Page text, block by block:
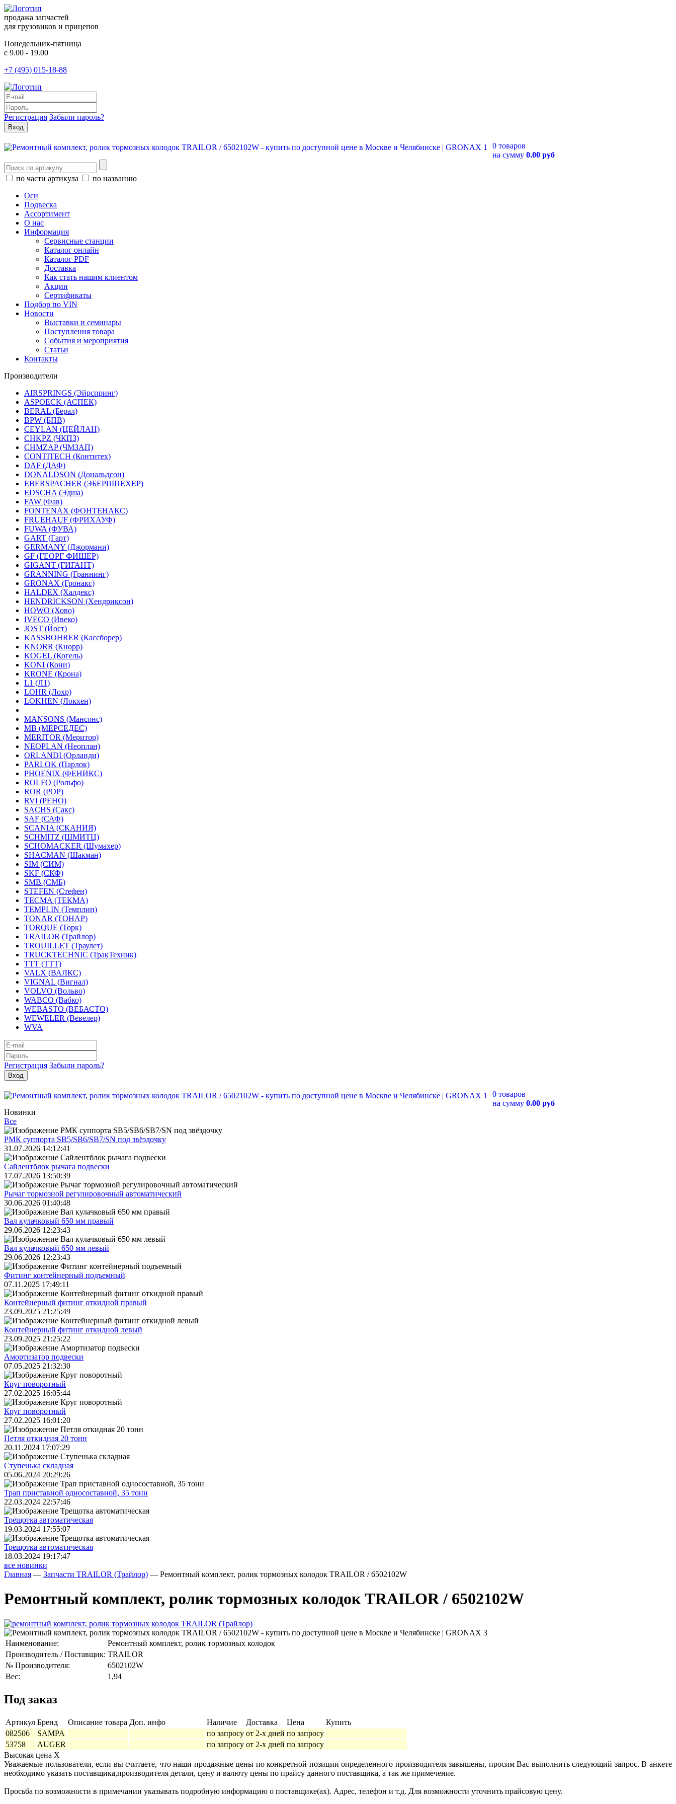
продажа запчастей
для грузовиков и прицепов
Понедельник-пятница
с 9.00 - 19.00
+7 (495) 015-18-88
Регистрация Забыли пароль?
0 товаров
на сумму 0.00 руб
по части артикула
по названию
Оси
Подвеска
Ассортимент
О нас
Информация
Сервисные станции
Каталог онлайн
Каталог PDF
Доставка
Как стать нашим клиентом
Акции
Сертификаты
Подбор по VIN
Новости
Выставки и семинары
Поступления товара
События и мероприятия
Статьи
Контакты
Производители
AIRSPRINGS (Эйрспринг)
ASPOECK (АСПЕК)
BERAL (Берал)
BPW (БПВ)
CEYLAN (ЦЕЙЛАН)
CHKPZ (ЧКПЗ)
CHMZAP (ЧМЗАП)
CONTITECH (Контитех)
DAF (ДАФ)
DONALDSON (Дональдсон)
EBERSPACHER (ЭБЕРШПЕХЕР)
EDSCHA (Эдша)
FAW (Фав)
FONTENAX (ФОНТЕНАКС)
FRUEHAUF (ФРИХАУФ)
FUWA (ФУВА)
GART (Гарт)
GERMANY (Джормани)
GF (ГЕОРГ ФИШЕР)
GIGANT (ГИГАНТ)
GRANNING (Граннинг)
GRONAX (Гронакс)
HALDEX (Халдекс)
HENDRICKSON (Хендриксон)
HOWO (Хово)
IVECO (Ивеко)
JOST (Йост)
KASSBOHRER (Касcборер)
KNORR (Кнорр)
KOGEL (Когель)
KONI (Кони)
KRONE (Крона)
L1 (Л1)
LOHR (Лохр)
LOKHEN (Локхен)
MANSONS (Мансонс)
MB (МЕРСЕДЕС)
MERITOR (Меритор)
NEOPLAN (Неоплан)
ORLANDI (Орланди)
PARLOK (Парлок)
PHOENIX (ФЕНИКС)
ROLFO (Рольфо)
ROR (РОР)
RVI (РЕНО)
SACHS (Сакс)
SAF (САФ)
SCANIA (СКАНИЯ)
SCHMITZ (ШМИТЦ)
SCHOMACKER (Шумахер)
SHACMAN (Шакман)
SIM (СИМ)
SKF (СКФ)
SMB (СМБ)
STEFEN (Стефен)
TECMA (ТЕКМА)
TEMPLIN (Темплин)
TONAR (ТОНАР)
TORQUE (Торк)
TRAILOR (Трайлор)
TROUILLET (Траулет)
TRUCKTECHNIC (ТракТехник)
TTT (ТТТ)
VALX (ВАЛКС)
VIGNAL (Вигнал)
VOLVO (Вольво)
WABCO (Вабко)
WEBASTO (ВЕБАСТО)
WEWELER (Вевелер)
WVA
Регистрация Забыли пароль?
0 товаров
на сумму 0.00 руб
Новинки
Все
РМК суппорта SB5/SB6/SB7/SN под звёздочку
31.07.2026 14:12:41
Сайлентблок рычага подвески
17.07.2026 13:50:39
Рычаг тормозной регулировочный автоматический
30.06.2026 01:40:48
Вал кулачковый 650 мм правый
29.06.2026 12:23:43
Вал кулачковый 650 мм левый
29.06.2026 12:23:43
Фитинг контейнерный подъемный
07.11.2025 17:49:11
Контейнерный фитинг откидной правый
23.09.2025 21:25:49
Контейнерный фитинг откидной левый
23.09.2025 21:25:22
Амортизатор подвески
07.05.2025 21:32:30
Круг поворотный
27.02.2025 16:05:44
Круг поворотный
27.02.2025 16:01:20
Петля откидная 20 тонн
20.11.2024 17:07:29
Ступенька складная
05.06.2024 20:29:26
Трап приставной односоставной, 35 тонн
22.03.2024 22:57:46
Трещoтка автоматическая
19.03.2024 17:55:07
Трещoтка автоматическая
18.03.2024 19:17:47
все новинки
Главная — Запчасти TRAILOR (Трайлор) — Ремонтный комплект, ролик тормозных колодок TRAILOR / 6502102W
Ремонтный комплект, ролик тормозных колодок TRAILOR / 6502102W
Наименование:
Ремонтный комплект, ролик тормозных колодок
Производитель / Поставщик: TRAILOR
№ Производителя:
6502102W
Вес:
1,94
Под заказ
Артикул Бренд Описание товара Доп. инфо Наличие Доставка Цена
Купить
082506
SAMPA по запросу от 2-х дней по запросу
53758
AUGER по запросу от 2-х дней по запросу
Высокая цена X
Уважаемые пользователи, если вы считаете, что наши продажные цены по конкретной позиции определенного производителя завышены, просим Вас выполнить следующий запрос. В анкете
необходимо указать поставщика,производителя детали, цену и валюту цены по прайсу данного поставщика, а так же примечение.
Просьба по возможности в примечании указывать подробную информацию о поставщике(ах). Адрес, телефон и т.д. Для возможности уточнить прайсовую цену.